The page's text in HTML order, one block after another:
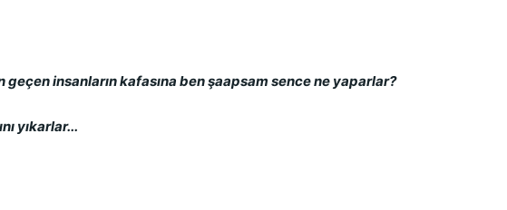
geçen insanların kafasına ben şaapsam sence ne yaparlar?
yıkarlar...